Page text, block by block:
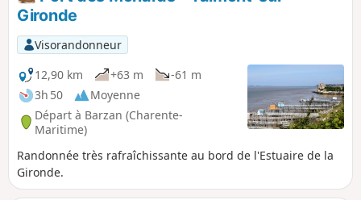
Gironde
Visorandonneur
12,90 km
+63 m
-61 m
3h 50
Moyenne
Départ à Barzan (Charente-
Maritime)
Randonnée très rafraîchissante au bord de l'Estuaire de la
Gironde.